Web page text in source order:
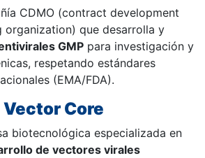
CDMO (contract development
organization) que desarrolla y
GMP para investigación y
respetando estándares
(EMA/FDA).
Core
biotecnológica especializada en
de vectores virales